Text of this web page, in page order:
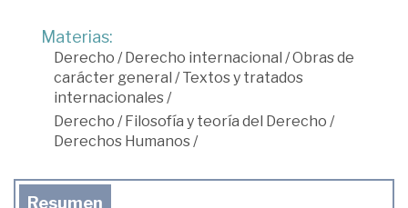
Materias:
Derecho /Derecho internacional /Obras de
carácter general /Textos y tratados
internacionales/
Derecho /Filosofía y teoría del Derecho /
Derechos Humanos/
Resumen